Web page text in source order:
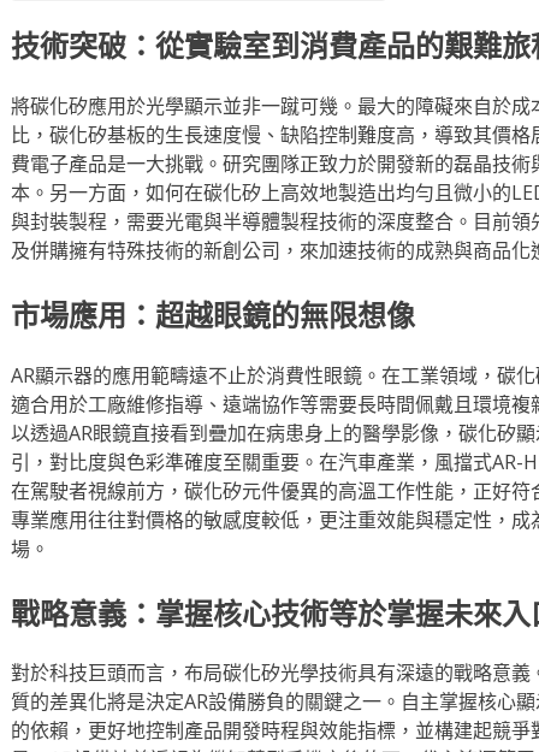
技術突破：從實驗室到消費產品的艱難旅
將碳化矽應用於光學顯示並非一蹴可幾。最大的障礙來自於
比，碳化矽基板的生長速度慢、缺陷控制難度高，導致其價
費電子產品是一大挑戰。研究團隊正致力於開發新的磊晶技
本。另一方面，如何在碳化矽上高效地製造出均勻且微小的
與封裝製程，需要光電與半導體製程技術的深度整合。目前
及併購擁有特殊技術的新創公司，來加速技術的成熟與商品化
市場應用：超越眼鏡的無限想像
AR顯示器的應用範疇遠不止於消費性眼鏡。在工業領域，碳
適合用於工廠維修指導、遠端協作等需要長時間佩戴且環境
以透過AR眼鏡直接看到疊加在病患身上的醫學影像，碳化矽
引，對比度與色彩準確度至關重要。在汽車產業，風擋式AR-
在駕駛者視線前方，碳化矽元件優異的高溫工作性能，正好
專業應用往往對價格的敏感度較低，更注重效能與穩定性，
場。
戰略意義：掌握核心技術等於掌握未來入
對於科技巨頭而言，布局碳化矽光學技術具有深遠的戰略意
質的差異化將是決定AR設備勝負的關鍵之一。自主掌握核心
的依賴，更好地控制產品開發時程與效能指標，並構建起競